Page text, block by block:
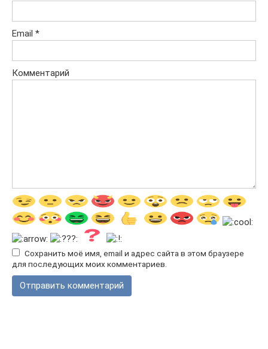
Email *
Комментарий
Сохранить моё имя, email и адрес сайта в этом браузере
для последующих моих комментариев.